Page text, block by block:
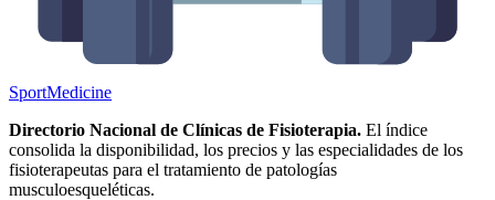
SportMedicine
Directorio Nacional de Clínicas de Fisioterapia. El índice
consolida la disponibilidad, los precios y las especialidades de los
fisioterapeutas para el tratamiento de patologías
musculoesqueléticas.